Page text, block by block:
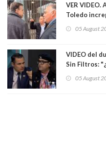
VER
Toledo
delegado
05 August
VIDEO del
Sin Filtros:
05 August